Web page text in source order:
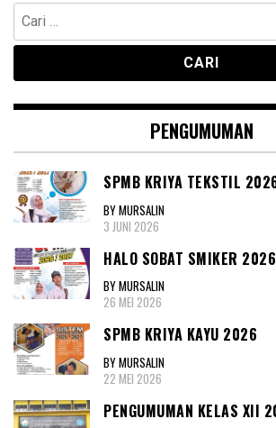
Cari
untuk:
PENGUMUMAN
SPMB KRIYA TEKSTIL
BY MURSALIN
3 JUNI 2026
HALO SOBAT SMIKER 2026
BY MURSALIN
26 MEI 2026
SPMB KRIYA KAYU 2026
BY MURSALIN
22 MEI 2026
PENGUMUMAN KELAS XII